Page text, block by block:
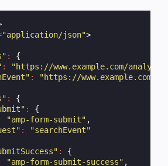
"application/json">
:
{
:
"https://www.example.com/
:
"https://www.example.com/
:
{
:
{
"amp-form-submit" ,
:
"searchEvent"
:
{
"amp-form-submit-success" ,